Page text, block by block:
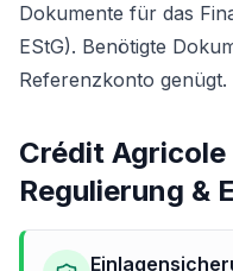
Dokumente für das
EStG). Benötigte
Referenzkonto genügt.
Crédit
Regulierung &